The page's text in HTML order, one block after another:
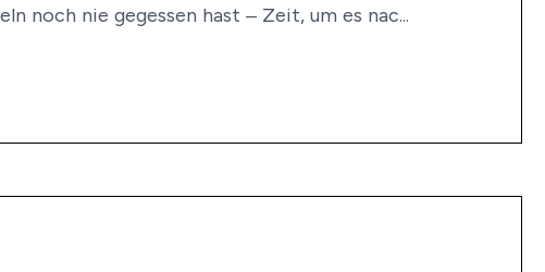
noch nie gegessen hast – Zeit, um es nac...